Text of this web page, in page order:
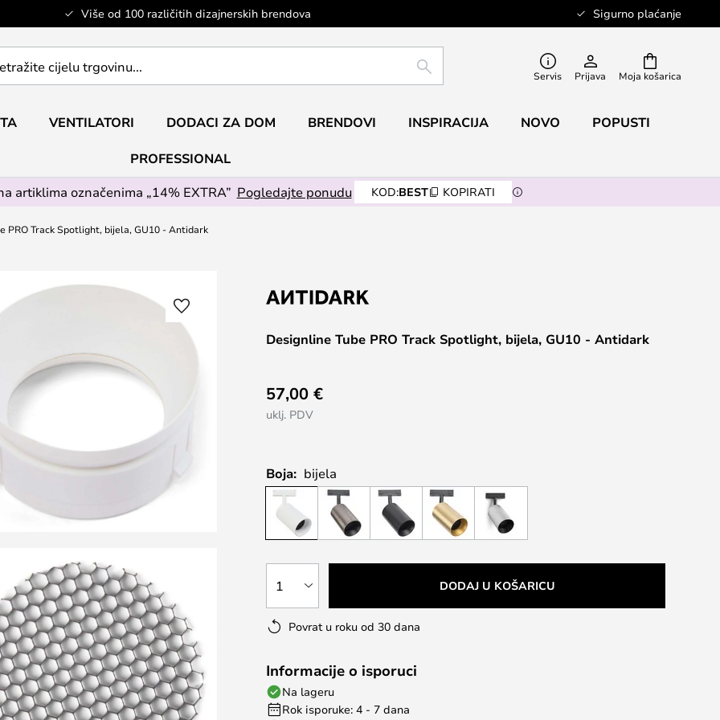
Više od 100 različitih dizajnerskih brendova Sigurno plaćanje
Moja košarica
TRAŽI Servis Prijava
VENTILATORI DODACI ZA DOM BRENDOVI INSPIRACIJA NOVO POPUSTI
PROFESSIONAL
artiklima označenima „14% EXTRA” Pogledajte ponudu KOD:BEST KOPIRATI
PRO Track Spotlight, bijela, GU10 - Antidark
Designline Tube PRO Track Spotlight, bijela, GU10 - Antidark
57,00 €
uklj. PDV
Boja: bijela
1 DODAJ U KOŠARICU
Povrat u roku od 30 dana
Informacije o isporuci
Na lageru
Rok isporuke: 4 - 7 dana